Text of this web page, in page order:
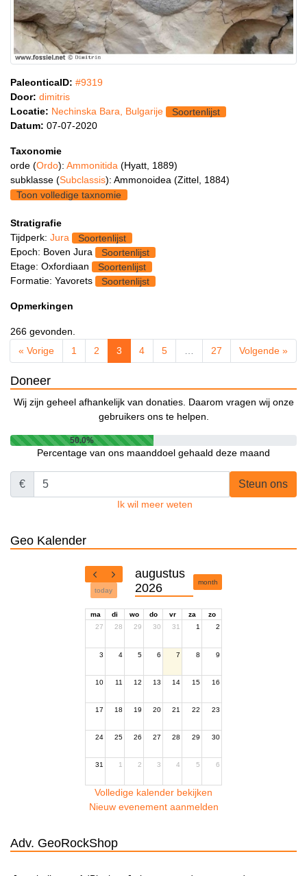
PaleonticaID: #9319
Door: dimitris
Locatie: Nechinska Bara, Bulgarije
Soortenlijst
Datum: 07-07-2020
Taxonomie
orde (Ordo): Ammonitida (Hyatt, 1889)
subklasse (Subclassis): Ammonoidea (Zittel, 1884)
Toon volledige taxnomie
Stratigrafie
Tijdperk: Jura
Soortenlijst
Epoch: Boven Jura
Soortenlijst
Etage: Oxfordiaan
Soortenlijst
Formatie: Yavorets
Soortenlijst
Opmerkingen
266 gevonden.
« Vorige
1 2 3 4 5 27 Volgende »
Doneer
Wij zijn geheel afhankelijk van donaties. Daarom vragen wij onze
gebruikers ons te helpen.
50.0%
Percentage van ons maanddoel gehaald deze maand
€ Steun ons
Ik wil meer weten
Geo Kalender
today
augustus
2026
month
ma di wo do vr za
zo
27
28 29 30 31 1 2
3 4 5 6 7 8 9
10 11 12 13 14 15 16
17 18 19 20 21 22 23
24 25 26 27 28 29 30
31 1 2 3 4 5 6
Volledige kalender bekijken
Nieuw evenement aanmelden
Adv. GeoRockShop